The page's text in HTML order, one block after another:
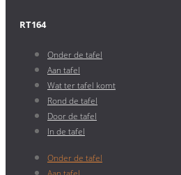
RT164
Onder de tafel
Aan tafel
Wat ter tafel komt
Rond de tafel
Door de tafel
In de tafel
Onder de tafel